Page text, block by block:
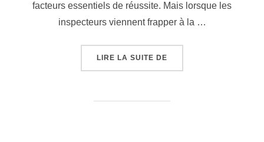
facteurs essentiels de réussite. Mais lorsque les
inspecteurs viennent frapper à la …
LIRE LA SUITE DE